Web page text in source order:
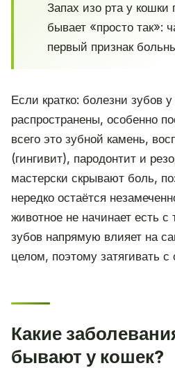
Запах изо рта у кошки
бывает «просто так»:
первый признак
Если кратко: болезни зубов
распространены, особенно
всего это зубной камень,
(гингивит), пародонтит и
мастерски скрывают боль,
нередко остаётся
животное не начинает есть с
зубов напрямую влияет на
целом, поэтому затягивать
Какие
бывают у кошек?